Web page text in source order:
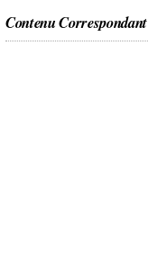
Contenu Correspondant